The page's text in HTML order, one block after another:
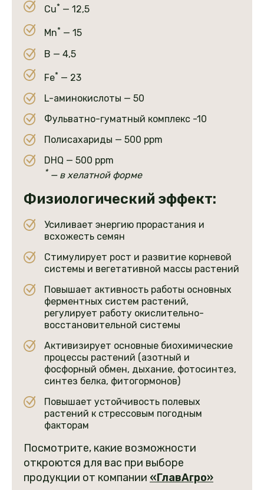
Cu* — 12,5
Mn* — 15
B — 4,5
Fe* — 23
L-аминокислоты — 50
Фульватно-гуматный комплекс -10
Полисахариды — 500 ppm
DHQ — 500 ppm
* — в хелатной форме
Физиологический эффект:
Усиливает энергию прорастания и
всхожесть семян
Стимулирует рост и развитие корневой
системы и вегетативной массы растений
Повышает активность работы основных
ферментных систем растений,
регулирует работу окислительно-
восстановительной системы
Активизирует основные биохимические
процессы растений (азотный и
фосфорный обмен, дыхание, фотосинтез,
синтез белка, фитогормонов)
Повышает устойчивость полевых
растений к стрессовым погодным
факторам
Посмотрите, какие возможности
откроются для вас при выборе
продукции от компании «ГлавАгро»